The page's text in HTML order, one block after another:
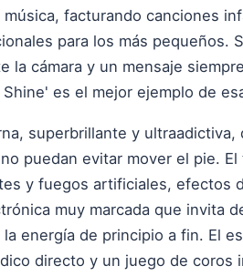
facturando canciones
para los más pequeños.
la cámara y un mensaje
es el mejor ejemplo de
superbrillante y
puedan evitar mover el pie.
y fuegos artificiales, efectos
muy marcada que invita
energía de principio a fin. El
directo y un juego de